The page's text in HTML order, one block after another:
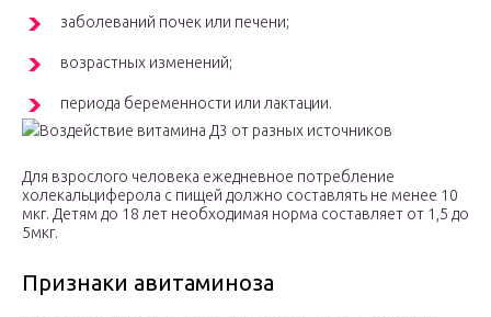
заболеваний почек или печени;
возрастных изменений;
периода беременности или лактации.
Воздействие витамина Д3 от разных источников
Для взрослого человека ежедневное потребление
холекальциферола с пищей должно составлять не менее 10
мкг. Детям до 18 лет необходимая норма составляет от 1,5 до
5мкг.
Признаки авитаминоза